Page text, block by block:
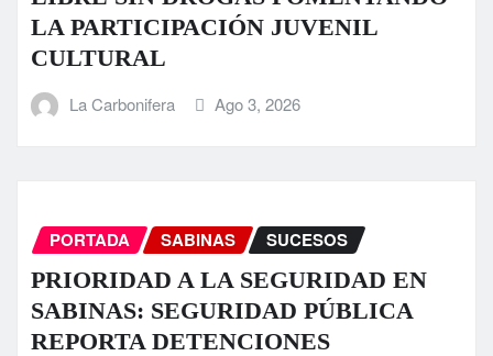
LA PARTICIPACIÓN JUVENIL
CULTURAL
La Carbonifera Ago 3, 2026
PORTADA SABINAS SUCESOS
PRIORIDAD A LA SEGURIDAD EN
SABINAS: SEGURIDAD PÚBLICA
REPORTA DETENCIONES